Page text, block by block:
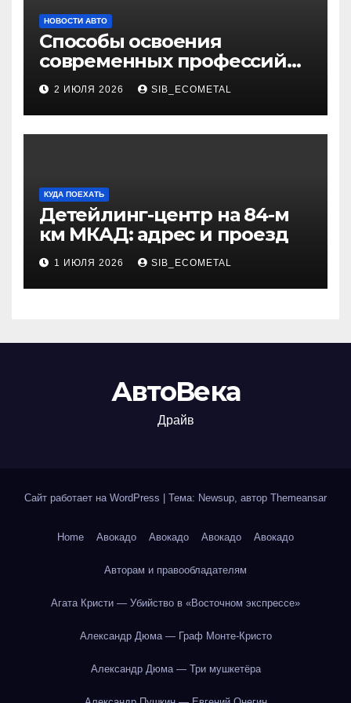
НОВОСТИ АВТО
Способы освоения
современных профессий
через онлайн-курсы
2 ИЮЛЯ 2026 SIB_ECOMETAL
КУДА ПОЕХАТЬ
Детейлинг-центр на 84-м
км МКАД: адрес и проезд
1 ИЮЛЯ 2026 SIB_ECOMETAL
АвтоВека
Драйв
Сайт работает на WordPress Тема: Newsup, автор Themeansar
Home Авокадо Авокадо Авокадо Авокадо
Авторам и правообладателям
Агата Кристи — Убийство в «Восточном экспрессе»
Александр Дюма — Граф Монте-Кристо
Александр Дюма — Три мушкетёра